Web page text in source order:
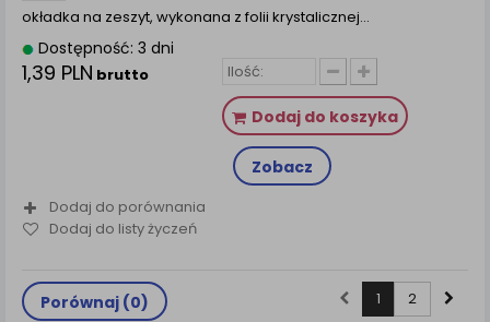
okładka na zeszyt, wykonana z folii krystalicznej…
Dostępność: 3 dni
1,39 PLN brutto
Dodaj do koszyka
Zobacz
Dodaj do porównania
Dodaj do listy życzeń
Porównaj (0) 1 2